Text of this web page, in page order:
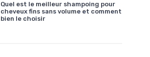
Quel est le meilleur shampoing pour
cheveux fins sans volume et comment
bien le choisir